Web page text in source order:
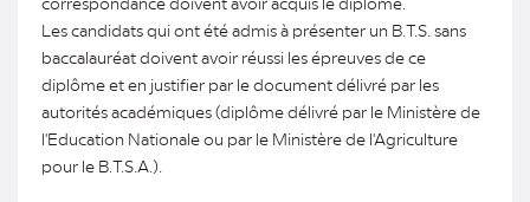
Les candidats qui ont été admis à présenter un B.T.S. sans
baccalauréat doivent avoir réussi les épreuves de ce
diplôme et en justifier par le document délivré par les
autorités académiques (diplôme délivré par le Ministère de
l'Education Nationale ou par le Ministère de l'Agriculture
pour le B.T.S.A.).